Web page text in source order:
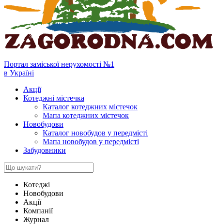
Портал заміської нерухомості №1
в Україні
Акції
Котеджні містечка
Каталог котеджних містечок
Мапа котеджних містечок
Новобудови
Каталог новобудов у передмісті
Мапа новобудов у передмісті
Забудовники
Котеджі
Новобудови
Акції
Компанії
Журнал